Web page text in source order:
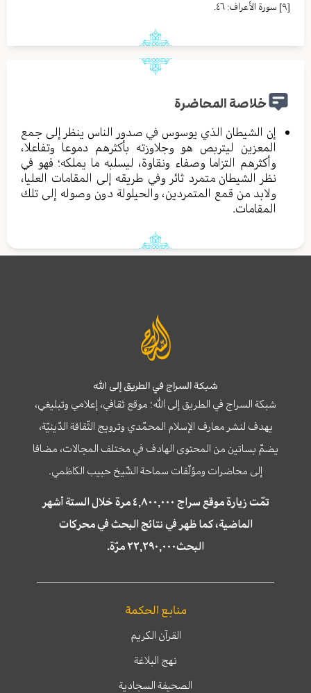
[٩]
سورة الأعراف: ٤٦.
خلاصة المحاضرة
إن الشيطان الذي يوسوس في صدور الناس ينظر إلى جمع
المعزين ليتربص هو وجلاوزته بأكثرهم دموعا وتفاعلا،
وأكثرهم التزاما وصفاء ونقاوة، ليسلبه ما يملكه؛ فهو في
نظر الشيطان متمرد ثائر وفي طريقه إلى المقامات العليا،
ولابد من قمع المتمردين، والحيلولة دون وصوله إلى تلك
المقامات.
شبكة السراج في الطريق إلى الله
شبكة السراج في الطريق إلى الله؛ موقع ثقافي، إعلامي وتبليغي،
يهدف لنشر معارف الإسلام المحمّدي وترويج الثّقافة الدّينيّة،
يضمّ بساتين من المحتوى الهادف في مختلف المجالات، مضافا
إلى محاضرات ومؤلّفات سماحة الشّيخ حبيب الكاظمي.
تمّت زيارة موقع سراج ٤,٨٠٠,٠٠٠ مرة خلال الستة أشهر
الماضية، كما ظهر في نتائج البحث في محركات
البحث٢٢,٢٩٠,٠٠٠ مرّة.
منابع الحكمة
القرآن الكريم
نهج البلاغة
الصحيفة السجادية